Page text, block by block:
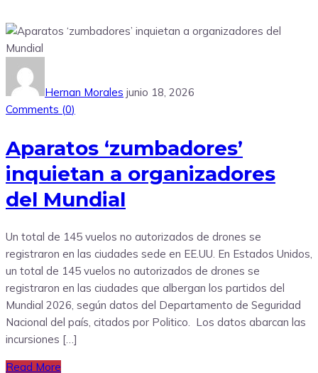
Hernan Morales junio 18, 2026
Comments (0)
Aparatos ‘zumbadores’
inquietan a organizadores
del Mundial
Un total de 145 vuelos no autorizados de drones se
registraron en las ciudades sede en EE.UU. En Estados Unidos,
un total de 145 vuelos no autorizados de drones se
registraron en las ciudades que albergan los partidos del
Mundial 2026, según datos del Departamento de Seguridad
Nacional del país, citados por Politico. Los datos abarcan las
incursiones […]
Read More